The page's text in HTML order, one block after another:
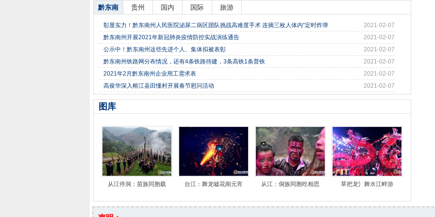
黔东南 贵州 国内 国际 旅游
2021-02-07
彰显实力！黔东南州人民医院泌尿二病区团队挑战高难度手术 连摘三枚人体内“定时炸弹
2021-02-07
黔东南州开展2021年新冠肺炎疫情防控实战演练通告
2021-02-07
公示中！黔东南州这些先进个人、集体拟被表彰
2021-02-07
黔东南州铁路网分布情况，还有4条铁路待建，3条高铁1条普铁
2021-02-07
2021年2月黔东南州企业用工需求表
2021-02-07
高俊华深入榕江县田懂村开展春节慰问活动
图库
从江停洞：苗族同胞载 台江：舞龙嘘花闹元宵 从江：侗族同胞吃相思 草把龙氵舞水江畔游